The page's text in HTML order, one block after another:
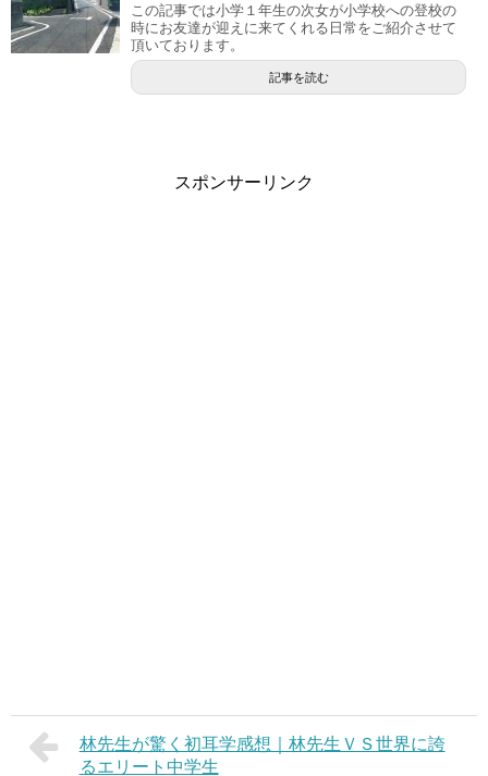
この記事では小学１年生の次女が小学校への登校の
時にお友達が迎えに来てくれる日常をご紹介させて
頂いております。
記事を読む
スポンサーリンク
林先生が驚く初耳学感想｜林先生ＶＳ世界に誇
るエリート中学生